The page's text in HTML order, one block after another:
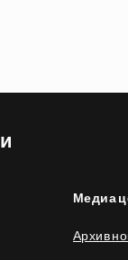
Медиа
Архив